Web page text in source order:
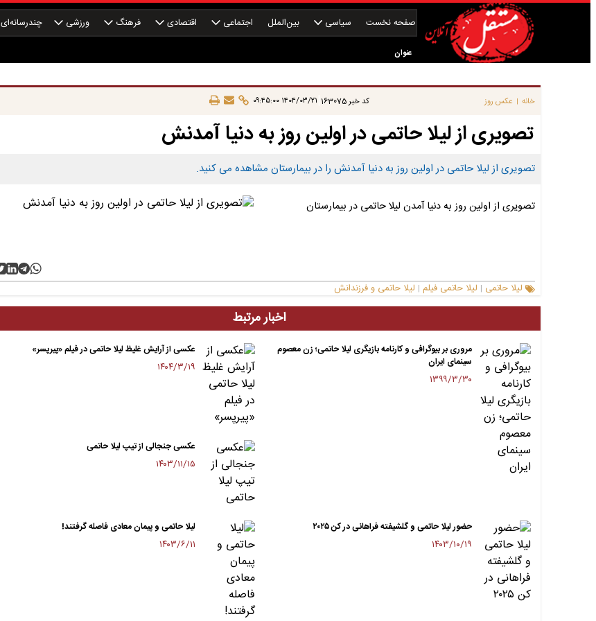
صفحه نخست سیاسی بین‌الملل اجتماعی اقتصادی فرهنگ ورزشی چندرسانه‌ای
عنوان
خانه | عکس روز کد خبر163075 ۱۴۰۴/۰۳/۲۱ ۰۹:۴۵:۰۰
تصویری از لیلا حاتمی در اولین روز به دنیا آمدنش
تصویری از لیلا حاتمی در اولین روز به دنیا آمدنش را در بیمارستان مشاهده می کنید.
تصویری از اولین روز به دنیا آمدن لیلا حاتمی در بیمارستان
لیلا حاتمی | لیلا حاتمی فیلم | لیلا حاتمی و فرزندانش
اخبار مرتبط
مروری بر بیوگرافی و کارنامه بازیگری لیلا حاتمی؛ زن معصوم
سینمای ایران
۱۳۹۹/۳/۳۰
عکسی از آرایش غلیظ لیلا حاتمی در فیلم «پیرپسر»
۱۴۰۴/۳/۱۹
عکسی جنجالی از تیپ لیلا حاتمی
۱۴۰۳/۱۱/۱۵
حضور لیلا حاتمی و گلشیفته فراهانی در کن ۲۰۲۵
۱۴۰۳/۱۰/۱۹
لیلا حاتمی و پیمان معادی فاصله گرفتند!
۱۴۰۳/۶/۱۱